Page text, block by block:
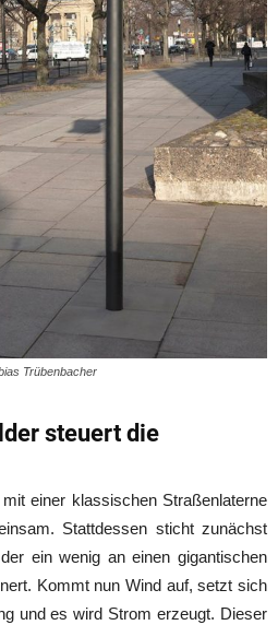
Trübenbacher
steuert die
einer klassischen Straßenlaterne
Stattdessen sticht zunächst
ein wenig an einen gigantischen
Kommt nun Wind auf, setzt sich
und es wird Strom erzeugt. Dieser